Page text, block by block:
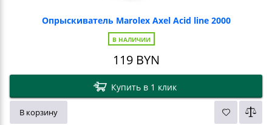
Опрыскиватель Marolex Axel Acid line 2000
В НАЛИЧИИ
119BYN
Купить в 1 клик
В корзину